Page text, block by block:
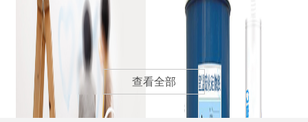
纯聚酯树脂 聚氨酯发泡
查看全部